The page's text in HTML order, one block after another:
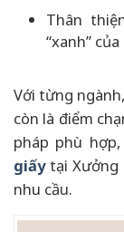
Thân
“xanh”
Với từng
còn là điểm
pháp phù
giấytại Xưởng
nhu cầu.